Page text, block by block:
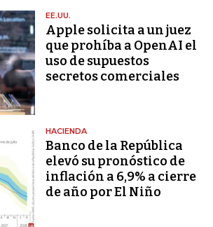
EE.UU.
Apple solicita a un juez
que prohíba a OpenAI el
uso de supuestos
secretos comerciales
HACIENDA
Banco de la República
elevó su pronóstico de
inflación a 6,9% a cierre
de año por El Niño